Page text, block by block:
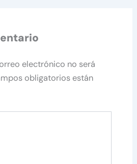
electrónico no será
obligatorios están